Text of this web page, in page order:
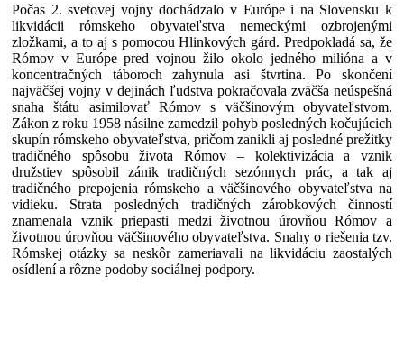
Počas 2. svetovej vojny dochádzalo v Európe i na Slovensku k
likvidácii rómskeho obyvateľstva nemeckými ozbrojenými
zložkami, a to aj s pomocou Hlinkových gárd. Predpokladá sa, že
Rómov v Európe pred vojnou žilo okolo jedného milióna a v
koncentračných táboroch zahynula asi štvrtina. Po skončení
najväčšej vojny v dejinách ľudstva pokračovala zväčša neúspešná
snaha štátu asimilovať Rómov s väčšinovým obyvateľstvom.
Zákon z roku 1958 násilne zamedzil pohyb posledných kočujúcich
skupín rómskeho obyvateľstva, pričom zanikli aj posledné prežitky
tradičného spôsobu života Rómov – kolektivizácia a vznik
družstiev spôsobil zánik tradičných sezónnych prác, a tak aj
tradičného prepojenia rómskeho a väčšinového obyvateľstva na
vidieku. Strata posledných tradičných zárobkových činností
znamenala vznik priepasti medzi životnou úrovňou Rómov a
životnou úrovňou väčšinového obyvateľstva. Snahy o riešenia tzv.
Rómskej otázky sa neskôr zameriavali na likvidáciu zaostalých
osídlení a rôzne podoby sociálnej podpory.